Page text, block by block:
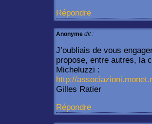
Répondre
Anonyme dit :
J’oubliais de vous
propose, entre autres, la
Micheluzzi :
http://
Gilles Ratier
Répondre